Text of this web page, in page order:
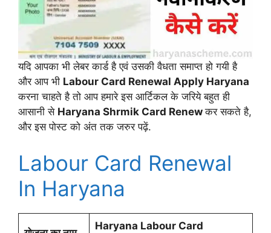
यदि आपका भी लेबर कार्ड है एवं उसकी वैधता समाप्त हो गयी है
और आप भी Labour Card Renewal Apply Haryana
करना चाहते है तो आप हमारे इस आर्टिकल के जरिये बहुत ही
आसानी से Haryana Shrmik Card Renewकर सकते है,
और इस पोस्ट को अंत तक जरुर पढ़ें.
Labour Card Renewal
In Haryana
Haryana Labour Card